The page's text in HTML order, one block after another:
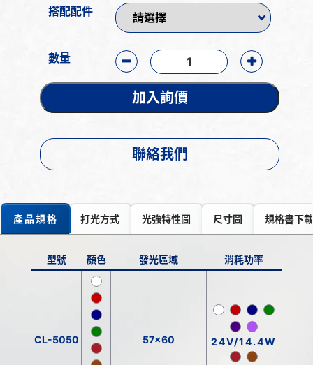
搭配配件
數量
加入詢價
聯絡我們
產品規格 打光方式 光強特性圖 尺寸圖 規格書下載
型號 顏色 發光區域 消耗功率
CL-5050 57x60 24V/14.4W